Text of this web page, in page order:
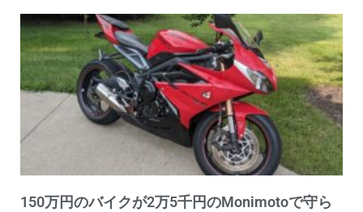
150万円のバイクが2万5千円のMonimotoで守ら